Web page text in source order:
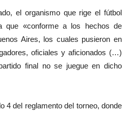
el organismo que rige el fútbol
que «conforme a los hechos de
Aires, los cuales pusieron en
oficiales y aficionados (…)
final no se juegue en dicho
4 del reglamento del torneo, donde